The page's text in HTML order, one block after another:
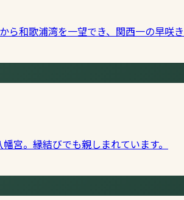
和歌浦湾を一望でき、関西一の早咲
宮。縁結びでも親しまれています。